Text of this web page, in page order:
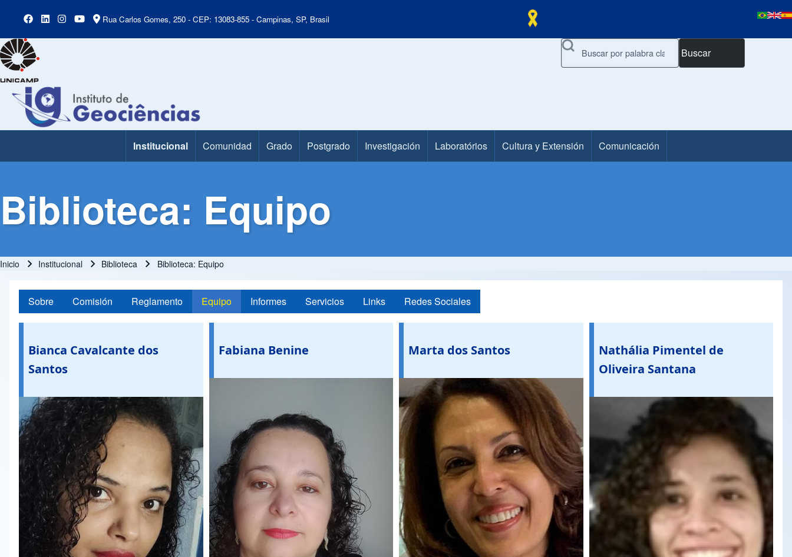
Rua Carlos Gomes, 250 - CEP: 13083-855 - Campinas, SP, Brasil
Buscar
Main Menu Institucional Comunidad Grado Postgrado Investigación Laboratórios Cultura y Extensión Comunicación
Biblioteca: Equipo
Ruta de navegación
Inicio Institucional Biblioteca Biblioteca: Equipo
Sobre Comisión Reglamento Equipo Informes Servicios Links Redes Sociales
Bianca Cavalcante dos
Santos
Fabiana Benine Marta dos Santos
Nathália Pimentel de
Oliveira Santana